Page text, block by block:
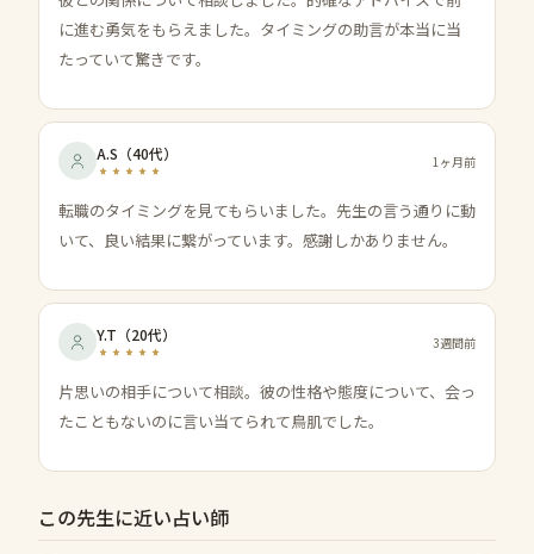
に進む勇気をもらえました。タイミングの助言が本当に当
たっていて驚きです。
A.S （40代） 1ヶ月前
転職のタイミングを見てもらいました。先生の言う通りに動
いて、良い結果に繋がっています。感謝しかありません。
Y.T （20代） 3週間前
片思いの相手について相談。彼の性格や態度について、会っ
たこともないのに言い当てられて鳥肌でした。
この先生に近い占い師